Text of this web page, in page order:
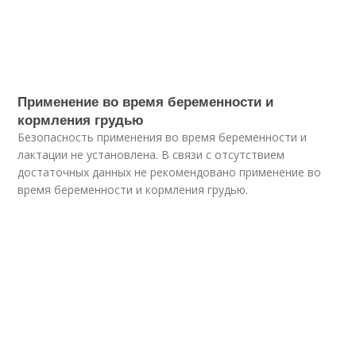
Применение во время беременности и
кормления грудью
Безопасность применения во время беременности и
лактации не установлена. В связи с отсутствием
достаточных данных не рекомендовано применение во
время беременности и кормления грудью.